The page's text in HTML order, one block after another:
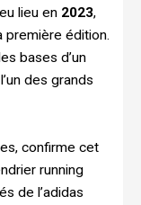
lieu en 2023,
première édition.
bases d’un
des grands
confirme cet
running
de l’adidas